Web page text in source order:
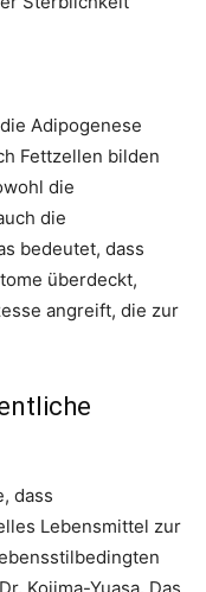
Adipogenese
Fettzellen bilden
die
die
bedeutet, dass
überdeckt,
angreift, die zur
dass
Lebensmittel zur